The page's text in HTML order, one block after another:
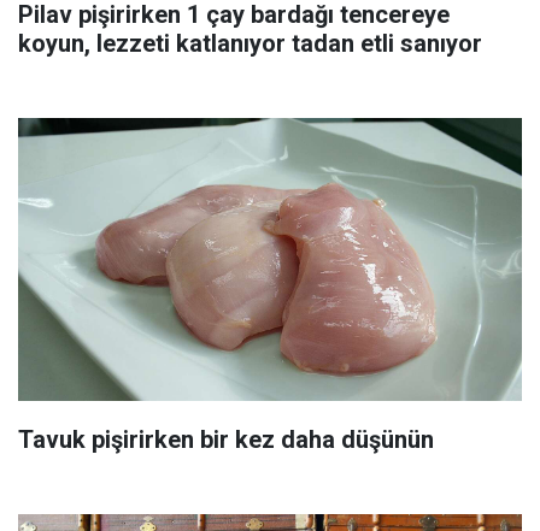
Pilav pişirirken 1 çay bardağı tencereye
koyun, lezzeti katlanıyor tadan etli sanıyor
Tavuk pişirirken bir kez daha düşünün